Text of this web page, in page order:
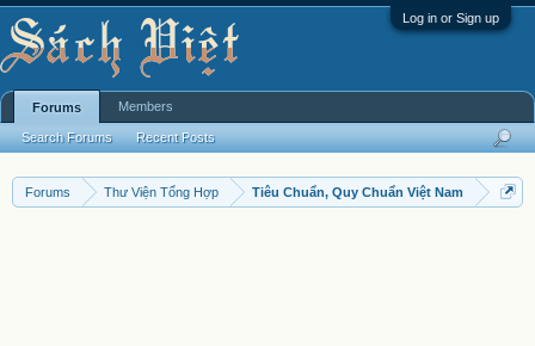
Log in or Sign up
Forums Thư Viện Tổng Hợp Tiêu Chuẩn, Quy Chuẩn Việt Nam
Forums
Search Forums Recent Posts
Members